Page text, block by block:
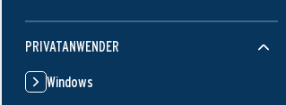
PRIVATANWENDER
Windows